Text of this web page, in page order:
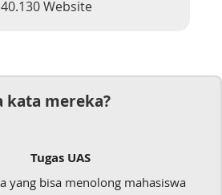
Website
kata mereka?
Tugas UAS
bisa menolong mahasiswa